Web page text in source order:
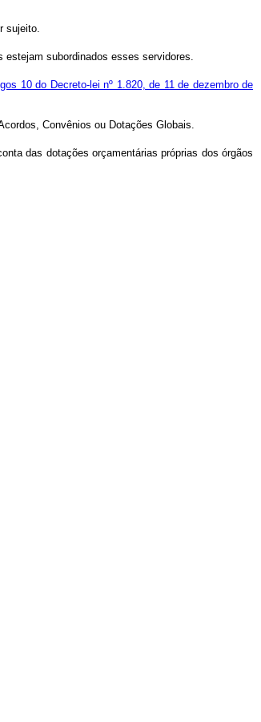
sujeito.
subordinados esses servidores.
10 do Decreto-lei nº 1.820, de 11 de dezembro de
Convênios ou Dotações Globais.
das dotações orçamentárias próprias dos órgãos